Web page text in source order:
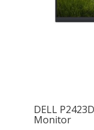
DELL
Monitor